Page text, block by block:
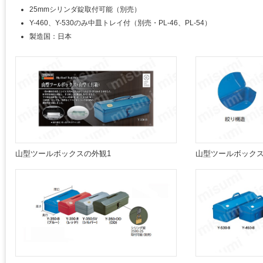
25mmシリンダ錠取付可能（別売）
Y-460、Y-530のみ中皿トレイ付（別売・PL-46、PL-54）
製造国：日本
山型ツールボックスの外観1 山型ツールボック